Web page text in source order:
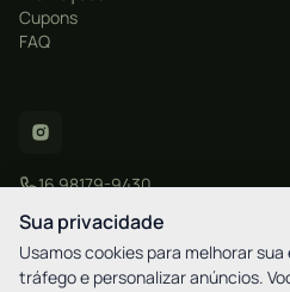
Cupons
FAQ
16 98179-9430
Sua privacidade
Usamos cookies para melhorar
tráfego e personalizar anúncios.